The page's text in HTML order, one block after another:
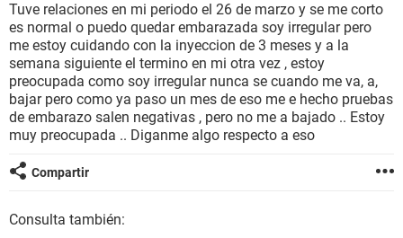
BIENESTAR
SEXUALIDAD
GLOSARIO
Tuve relaciones en mi periodo el 26 de marzo y se me corto
es normal o puedo quedar embarazada soy irregular pero
me estoy cuidando con la inyeccion de 3 meses y a la
semana siguiente el termino en mi otra vez , estoy
preocupada como soy irregular nunca se cuando me va, a,
bajar pero como ya paso un mes de eso me e hecho pruebas
de embarazo salen negativas , pero no me a bajado .. Estoy
muy preocupada .. Diganme algo respecto a eso
Compartir
Consulta también: